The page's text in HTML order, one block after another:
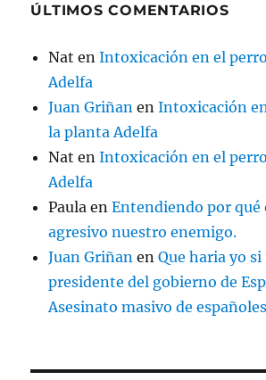
ÚLTIMOS COMENTARIOS
Nat enIntoxicación en el
Adelfa
Juan Griñan enIntoxicación
la planta Adelfa
Nat enIntoxicación en el
Adelfa
Paula enEntendiendo por qué
agresivo nuestro enemigo.
Juan Griñan enQue haria yo si
presidente del gobierno de
Asesinato masivo de